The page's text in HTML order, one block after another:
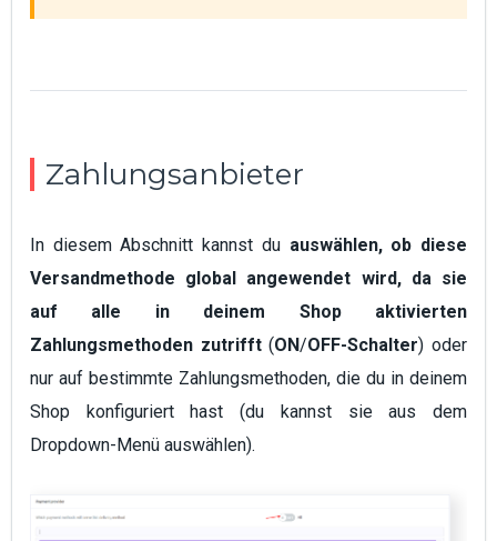
Zahlungsanbieter
In diesem Abschnitt kannst duauswählen, ob diese
Versandmethode global angewendet wird, da sie
auf alle in deinem Shop aktivierten
Zahlungsmethoden zutrifft(ON/OFF-Schalter) oder
nur auf bestimmte Zahlungsmethoden, die du in deinem
Shop konfiguriert hast (du kannst sie aus dem
Dropdown-Menü auswählen).